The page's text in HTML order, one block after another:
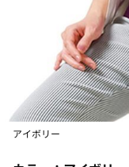
アイボリー